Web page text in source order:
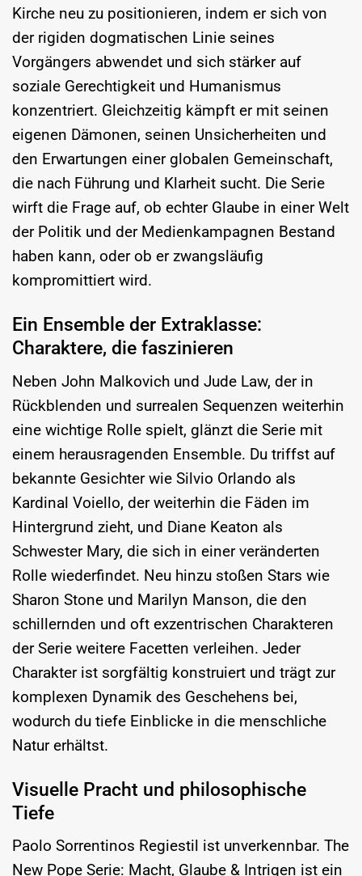
Kirche neu zu positionieren, indem er sich von
der rigiden dogmatischen Linie seines
Vorgängers abwendet und sich stärker auf
soziale Gerechtigkeit und Humanismus
konzentriert. Gleichzeitig kämpft er mit seinen
eigenen Dämonen, seinen Unsicherheiten und
den Erwartungen einer globalen Gemeinschaft,
die nach Führung und Klarheit sucht. Die Serie
wirft die Frage auf, ob echter Glaube in einer Welt
der Politik und der Medienkampagnen Bestand
haben kann, oder ob er zwangsläufig
kompromittiert wird.
Ein Ensemble der Extraklasse:
Charaktere, die faszinieren
Neben John Malkovich und Jude Law, der in
Rückblenden und surrealen Sequenzen weiterhin
eine wichtige Rolle spielt, glänzt die Serie mit
einem herausragenden Ensemble. Du triffst auf
bekannte Gesichter wie Silvio Orlando als
Kardinal Voiello, der weiterhin die Fäden im
Hintergrund zieht, und Diane Keaton als
Schwester Mary, die sich in einer veränderten
Rolle wiederfindet. Neu hinzu stoßen Stars wie
Sharon Stone und Marilyn Manson, die den
schillernden und oft exzentrischen Charakteren
der Serie weitere Facetten verleihen. Jeder
Charakter ist sorgfältig konstruiert und trägt zur
komplexen Dynamik des Geschehens bei,
wodurch du tiefe Einblicke in die menschliche
Natur erhältst.
Visuelle Pracht und philosophische
Tiefe
Paolo Sorrentinos Regiestil ist unverkennbar. The
New Pope Serie: Macht, Glaube & Intrigen ist ein